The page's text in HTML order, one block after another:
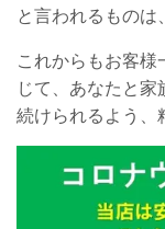
と言われるものは
これからもお客様
じて、あなたと家
続けられるよう、